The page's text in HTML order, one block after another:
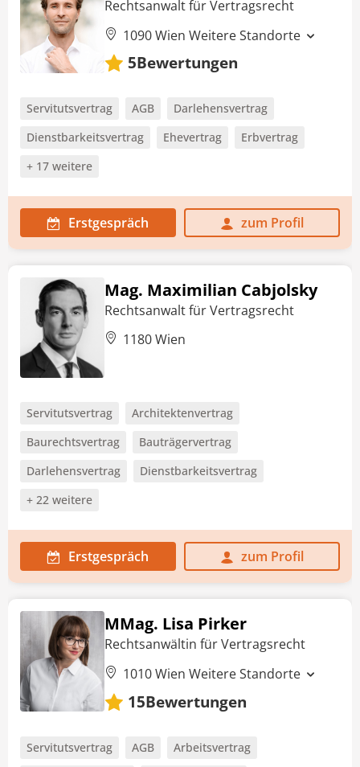
Rechtsanwalt für Vertragsrecht
1090 Wien Weitere Standorte
5Bewertungen
Servitutsvertrag AGB
Darlehensvertrag
Dienstbarkeitsvertrag
Ehevertrag
Erbvertrag
+ 17 weitere
Erstgespräch zum Profil
Mag. Maximilian Cabjolsky
Rechtsanwalt für Vertragsrecht
1180 Wien
Servitutsvertrag
Architektenvertrag
Baurechtsvertrag
Bauträgervertrag
Darlehensvertrag
Dienstbarkeitsvertrag
+ 22 weitere
Erstgespräch zum Profil
MMag. Lisa Pirker
Rechtsanwältin für Vertragsrecht
1010 Wien Weitere Standorte
15Bewertungen
Servitutsvertrag AGB
Arbeitsvertrag